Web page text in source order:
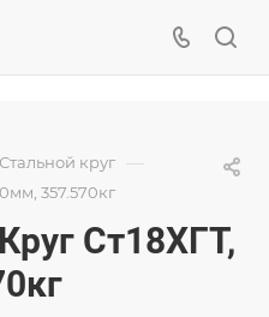
Стальной круг —
357.570кг
Ст18ХГТ,